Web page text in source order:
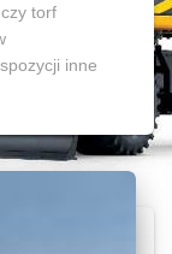
torf
inne